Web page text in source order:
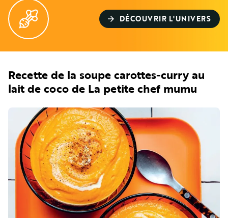
arrow_forward DÉCOUVRIR L'UNIVERS
Recette de la soupe carottes-curry au
lait de coco de La petite chef mumu